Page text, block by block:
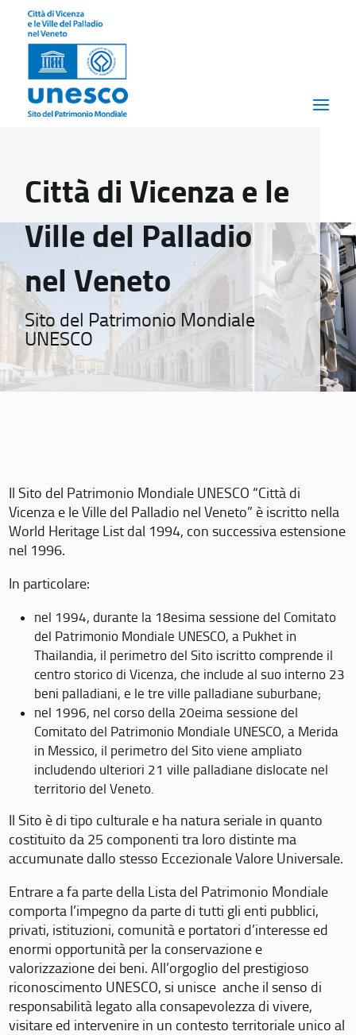
Città di Vicenza e le
Ville del Palladio
nel Veneto
Sito del Patrimonio Mondiale
UNESCO
Il Sito del Patrimonio Mondiale UNESCO “Città di
Vicenza e le Ville del Palladio nel Veneto” è iscritto nella
World Heritage List dal 1994, con successiva estensione
nel 1996.
In particolare:
nel 1994, durante la 18esima sessione del Comitato
del Patrimonio Mondiale UNESCO, a Pukhet in
Thailandia, il perimetro del Sito iscritto comprende il
centro storico di Vicenza, che include al suo interno 23
beni palladiani, e le tre ville palladiane suburbane;
nel 1996, nel corso della 20eima sessione del
Comitato del Patrimonio Mondiale UNESCO, a Merida
in Messico, il perimetro del Sito viene ampliato
includendo ulteriori 21 ville palladiane dislocate nel
territorio del Veneto.
Il Sito è di tipo culturale e ha natura seriale in quanto
costituito da 25 componenti tra loro distinte ma
accumunate dallo stesso Eccezionale Valore Universale.
Entrare a fa parte della Lista del Patrimonio Mondiale
comporta l’impegno da parte di tutti gli enti pubblici,
privati, istituzioni, comunità e portatori d’interesse ed
enormi opportunità per la conservazione e
valorizzazione dei beni. All’orgoglio del prestigioso
riconoscimento UNESCO, si unisce anche il senso di
responsabilità legato alla consapevolezza di vivere,
visitare ed intervenire in un contesto territoriale unico al